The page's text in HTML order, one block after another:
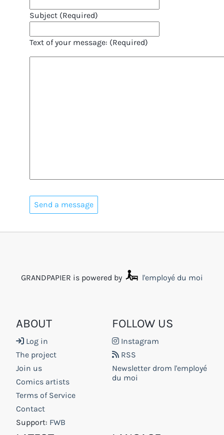
Subject (Required)
Text of your message: (Required)
GRANDPAPIER is powered by l'employé du moi
ABOUT
Log in
The project
Join us
Comics artists
Terms of Service
Contact
Support: FWB
FOLLOW US
Instagram
RSS
Newsletter drom l'employé
du moi